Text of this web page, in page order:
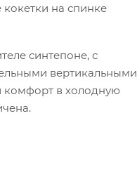
на спинке
синтепоне, с
вертикальными
комфорт в холодную